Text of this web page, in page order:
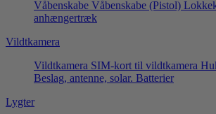
Våbenskabe Våbenskabe (Pistol)
anhængertræk
Vildtkamera
Vildtkamera SIM-kort til vildtkamera
Beslag, antenne, solar. Batterier
Lygter